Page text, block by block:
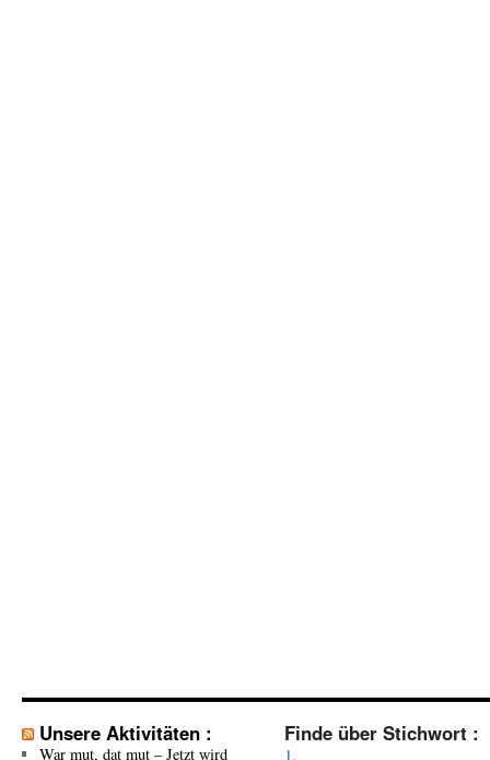
Unsere Aktivitäten :
War mut, dat mut – Jetzt wird
Finde über Stichwort :
1.